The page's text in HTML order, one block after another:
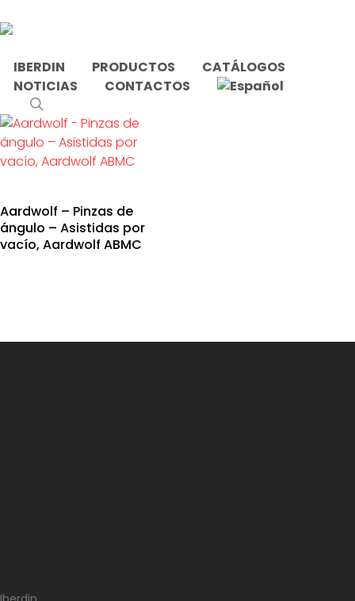
to
content
IBERDIN PRODUCTOS
CATÁLOGOS
NOTICIAS
CONTACTOS
Inicio Productos etiquetados “horquillas”
Aardwolf – Pinzas de
ángulo – Asistidas por
vacío, Aardwolf ABMC